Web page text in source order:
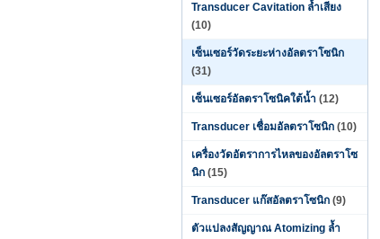
Transducer Cavitation ล้ำเสียง
(10)
เซ็นเซอร์วัดระยะห่างอัลตราโซนิก
(31)
เซ็นเซอร์อัลตราโซนิคใต้น้ำ (12)
Transducer เชื่อมอัลตราโซนิก (10)
เครื่องวัดอัตราการไหลของอัลตราโซ
นิก (15)
Transducer แก๊สอัลตราโซนิก (9)
ตัวแปลงสัญญาณ Atomizing ล้ำ